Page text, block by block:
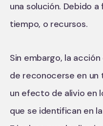
una solución. Debido
tiempo, o recursos.
Sin embargo, la
de reconocerse en un
un efecto de alivio en
que se identifican en